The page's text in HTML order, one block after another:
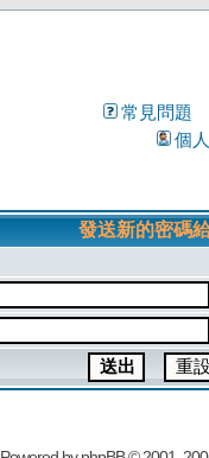
常見問題
個
發送新的密碼